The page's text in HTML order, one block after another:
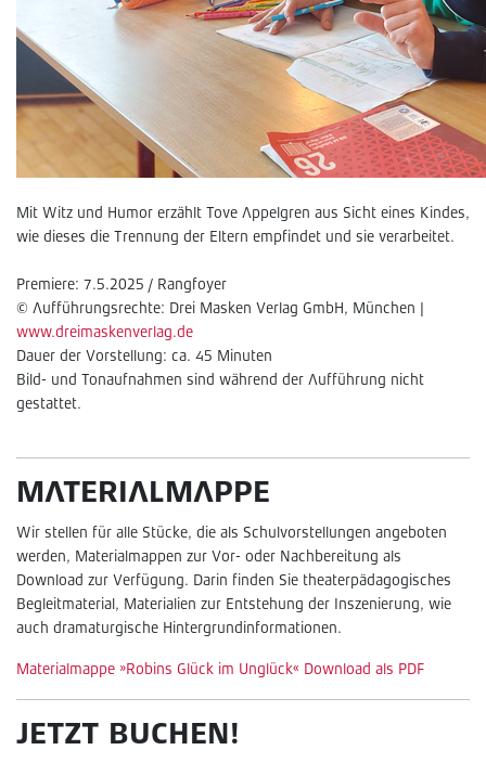
Mit Witz und Humor erzählt Tove Appelgren aus Sicht eines Kindes,
wie dieses die Trennung der Eltern empfindet und sie verarbeitet.
Premiere: 7.5.2025 / Rangfoyer
© Aufführungsrechte: Drei Masken Verlag GmbH, München |
www.dreimaskenverlag.de
Dauer der Vorstellung: ca. 45 Minuten
Bild- und Tonaufnahmen sind während der Aufführung nicht
gestattet.
MATERIALMAPPE
Wir stellen für alle Stücke, die als Schulvorstellungen angeboten
werden, Materialmappen zur Vor- oder Nachbereitung als
Download zur Verfügung. Darin finden Sie theaterpädagogisches
Begleitmaterial, Materialien zur Entstehung der Inszenierung, wie
auch dramaturgische Hintergrundinformationen.
Materialmappe »Robins Glück im Unglück« Download als PDF
JETZT BUCHEN!